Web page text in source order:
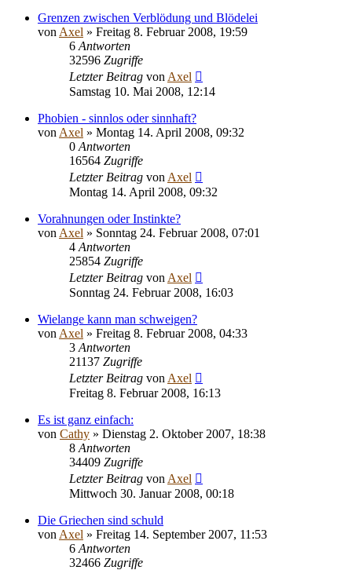
Grenzen zwischen Verblödung und Blödelei
von Axel » Freitag 8. Februar 2008, 19:59
6 Antworten
32596 Zugriffe
Letzter Beitrag von Axel
Samstag 10. Mai 2008, 12:14
Phobien - sinnlos oder sinnhaft?
von Axel » Montag 14. April 2008, 09:32
0 Antworten
16564 Zugriffe
Letzter Beitrag von Axel
Montag 14. April 2008, 09:32
Vorahnungen oder Instinkte?
von Axel » Sonntag 24. Februar 2008, 07:01
4 Antworten
25854 Zugriffe
Letzter Beitrag von Axel
Sonntag 24. Februar 2008, 16:03
Wielange kann man schweigen?
von Axel » Freitag 8. Februar 2008, 04:33
3 Antworten
21137 Zugriffe
Letzter Beitrag von Axel
Freitag 8. Februar 2008, 16:13
Es ist ganz einfach:
von Cathy » Dienstag 2. Oktober 2007, 18:38
8 Antworten
34409 Zugriffe
Letzter Beitrag von Axel
Mittwoch 30. Januar 2008, 00:18
Die Griechen sind schuld
von Axel » Freitag 14. September 2007, 11:53
6 Antworten
32466 Zugriffe